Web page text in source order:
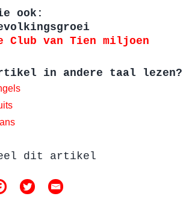
ook:
Club van Tien miljoen
in andere taal lezen?
dit artikel